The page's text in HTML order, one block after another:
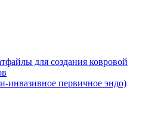
для создания ковровой
инвазивное первичное эндо)